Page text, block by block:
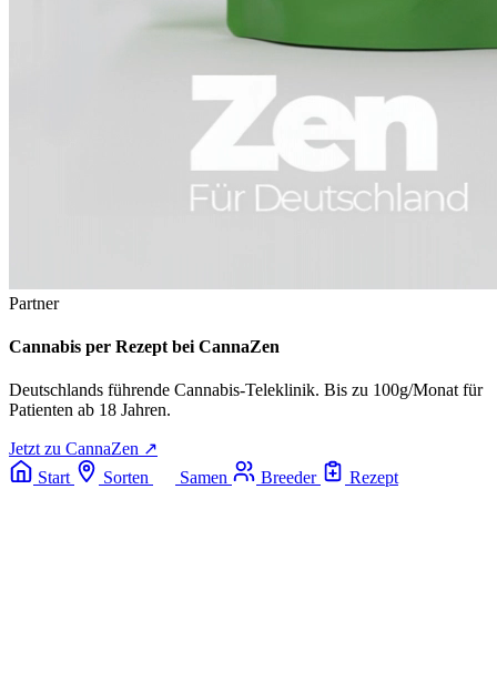
Partner
Cannabis per Rezept bei CannaZen
Deutschlands führende Cannabis-Teleklinik. Bis zu 100g/Monat für
Patienten ab 18 Jahren.
Jetzt zu CannaZen ↗
Start
Sorten Samen Breeder Rezept